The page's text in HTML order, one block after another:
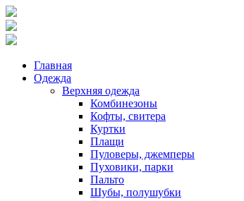
Главная
Одежда
Верхняя одежда
Комбинезоны
Кофты, свитера
Куртки
Плащи
Пуловеры, джемперы
Пуховики, парки
Пальто
Шубы, полушубки